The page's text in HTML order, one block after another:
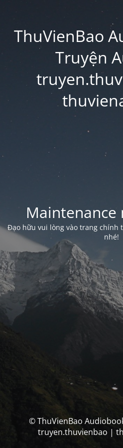
ThuVienBao
Truyện
Maintenance
Đạo hữu vui lòng vào trang chính
nhé!
© ThuVienBao
truyen.thuvienbao |